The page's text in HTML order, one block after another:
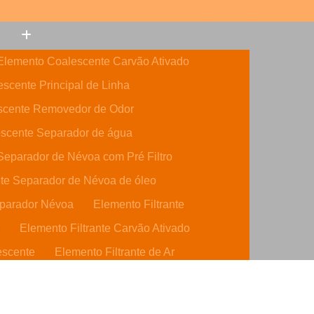
Coalescente Carvão Ativado
Principal de Linha
Removedor de Odor
Separador de água
de Névoa com Pré Filtro
Separador de Névoa de óleo
Névoa
Elemento Filtrante
Elemento Filtrante Carvão Ativado
Elemento Filtrante de Ar